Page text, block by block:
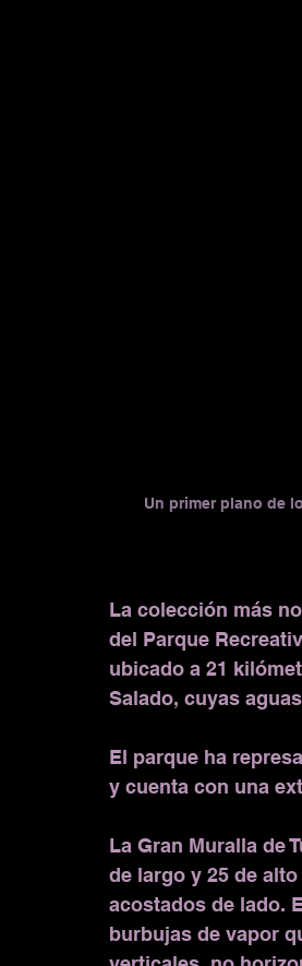
Un primer plano de
La colección más
del Parque
ubicado a 21
Salado, cuyas
El parque ha
y cuenta con una
La Gran Muralla de
de largo y 25 de
acostados de lado.
burbujas de vapor